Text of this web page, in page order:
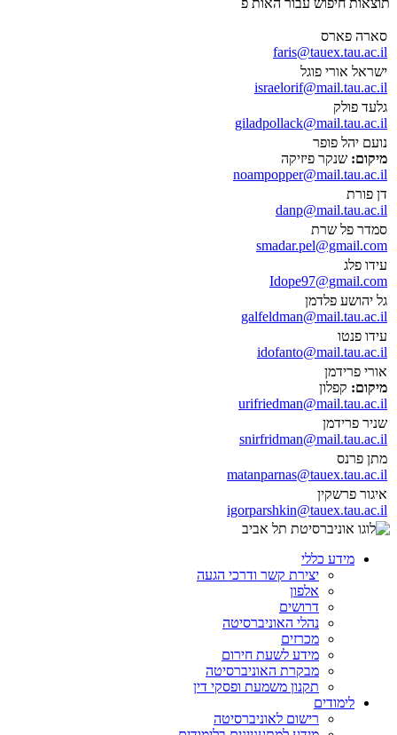
סארה פארס
faris@tauex.tau.ac.il
ישראל אורי פוגל
israelorif@mail.tau.ac.il
גלעד פולק
giladpollack@mail.tau.ac.il
נועם יהל פופר
מיקום: שנקר פיזיקה
noampopper@mail.tau.ac.il
דן פורת
danp@mail.tau.ac.il
סמדר פל שרת
smadar.pel@gmail.com
עידו פלג
Idope97@gmail.com
גל יהושע פלדמן
galfeldman@mail.tau.ac.il
עידו פנטו
idofanto@mail.tau.ac.il
אורי פרידמן
מיקום: קפלון
urifriedman@mail.tau.ac.il
שניר פרידמן
snirfridman@mail.tau.ac.il
מתן פרנס
matanparnas@tauex.tau.ac.il
איגור פרשקין
igorparshkin@tauex.tau.ac.il
מידע כללי
יצירת קשר ודרכי הגעה
אלפון
דרושים
נהלי האוניברסיטה
מכרזים
מידע לשעת חירום
מבקרת האוניברסיטה
תקנון משמעת ופסקי דין
לימודים
רישום לאוניברסיטה